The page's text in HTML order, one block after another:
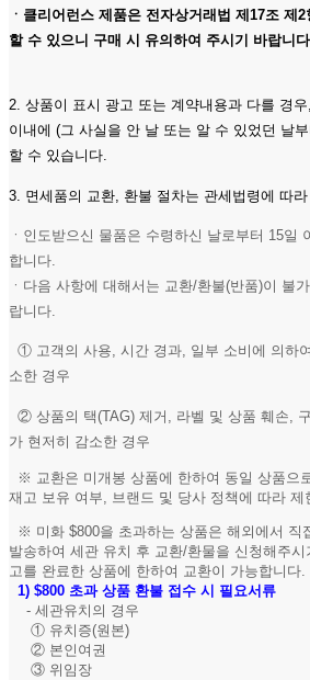
ㆍ클리어런스 제품은 전자상거래법 제17조 제
할 수 있으니 구매 시 유의하여 주시기 바랍니
2. 상품이 표시 광고 또는 계약내용과 다를 경
이내에 (그 사실을 안 날 또는 알 수 있었던 날
할 수 있습니다.
3. 면세품의 교환, 환불 절차는 관세법령에 따라
ㆍ인도받으신 물품은 수령하신 날로부터 15일
합니다.
ㆍ다음 사항에 대해서는 교환/환불(반품)이 불
랍니다.
① 고객의 사용, 시간 경과, 일부 소비에 의하
소한 경우
② 상품의 택(TAG) 제거, 라벨 및 상품 훼손,
가 현저히 감소한 경우
※ 교환은 미개봉 상품에 한하여 동일 상품으
재고 보유 여부, 브랜드 및 당사 정책에 따라 제
※ 미화 $800을 초과하는 상품은 해외에서 직
발송하여 세관 유치 후 교환/환물을 신청해주
고를 완료한 상품에 한하여 교환이 가능합니다.
1) $800 초과 상품 환불 접수 시 필요서류
- 세관유치의 경우
① 유치증(원본)
② 본인여권
③ 위임장